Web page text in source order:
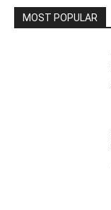
MOST POPULAR